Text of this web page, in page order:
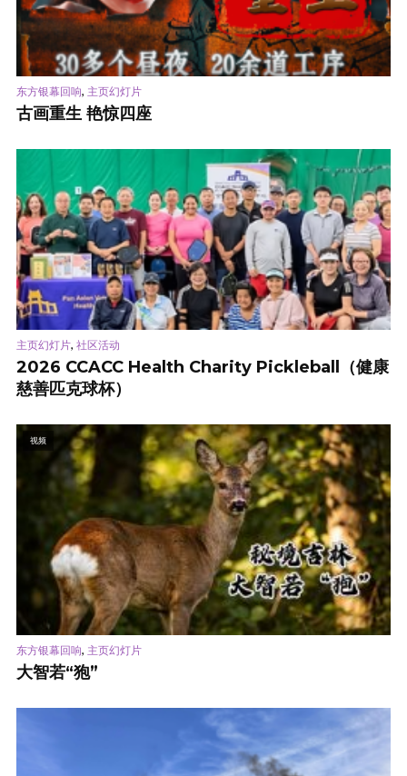
东方银幕回响, 主页幻灯片
古画重生 艳惊四座
主页幻灯片, 社区活动
2026 CCACC Health Charity Pickleball（健康
慈善匹克球杯）
视频
东方银幕回响, 主页幻灯片
大智若“狍”